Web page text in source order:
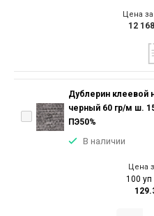
Цена
12
Дублерин клеевой
черный 60 гр/м ш.
ПЭ50%
В наличии
Цена
100 уп